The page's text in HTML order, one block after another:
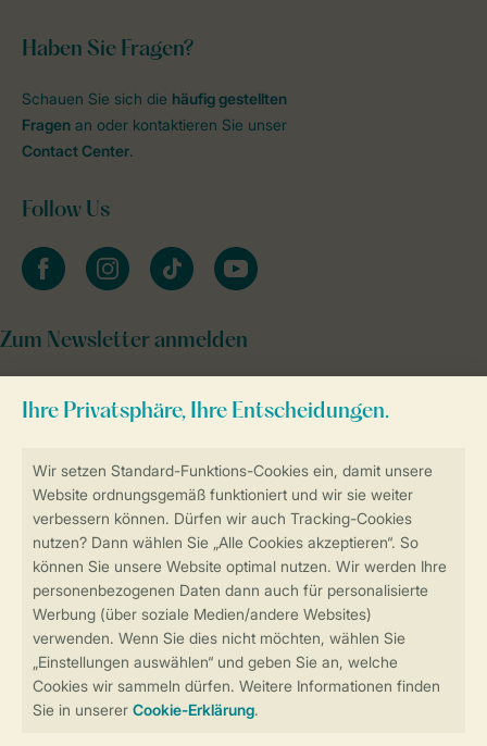
Sicherstellung Deiner Privatsphäre
Sicher und schnell zur Online-Buchung
Sichere Datenübertragung
Sicheres Bezahlen
Haben Sie Fragen?
Schauen Sie sich die häufig gestellten
Fragen an oder kontaktieren Sie unser
Contact Center.
Follow Us
facebookinstagramtiktok youtube
Zum Newsletter anmelden